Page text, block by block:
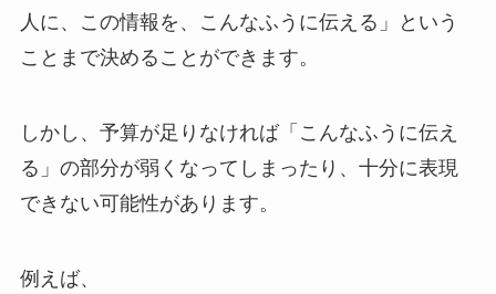
人に、この情報を、こんなふうに伝える」という
ことまで決めることができます。
しかし、予算が足りなければ「こんなふうに伝え
る」の部分が弱くなってしまったり、十分に表現
できない可能性があります。
例えば、